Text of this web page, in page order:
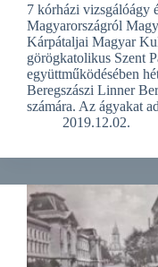
7 kórházi vizsgálóágy
Magyarországról
Kárpátaljai Magyar
görögkatolikus Szent
együttműködésében
Beregszászi Linner
számára. Az ágyakat
2019.12.02.